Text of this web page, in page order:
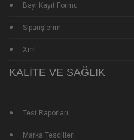
Bayi Kayıt Formu
Siparişlerim
Xml
KALITE VE SAĞLIK
Test Raporları
Marka Tescilleri